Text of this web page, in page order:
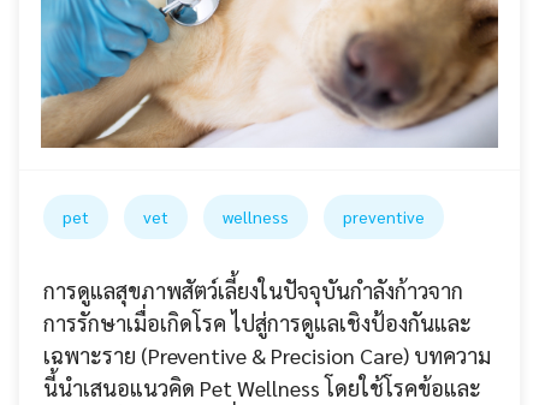
pet vet wellness preventive
การดูแลสุขภาพสัตว์เลี้ยงในปัจจุบันกำลังก้าวจาก
การรักษาเมื่อเกิดโรค ไปสู่การดูแลเชิงป้องกันและ
เฉพาะราย (Preventive & Precision Care) บทความ
นี้นำเสนอแนวคิด Pet Wellness โดยใช้โรคข้อและ